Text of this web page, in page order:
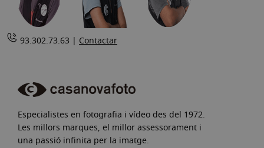
93.302.73.63 | Contactar
Especialistes en fotografia i vídeo des del 1972.
Les millors marques, el millor assessorament i
una passió infinita per la imatge.